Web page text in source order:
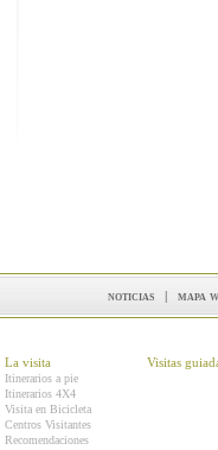
noticias | mapa
La visita
Itinerarios a pie
Itinerarios 4X4
Visita en Bicicleta
Centros Visitantes
Recomendaciones
Visitas